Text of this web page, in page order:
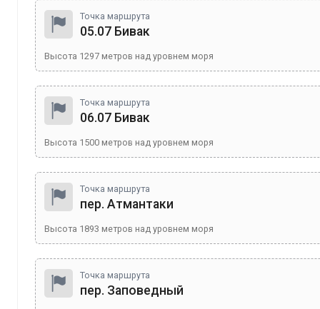
Точка маршрута
05.07 Бивак
Высота 1297 метров над уровнем моря
Точка маршрута
06.07 Бивак
Высота 1500 метров над уровнем моря
Точка маршрута
пер. Атмантаки
Высота 1893 метров над уровнем моря
Точка маршрута
пер. Заповедный